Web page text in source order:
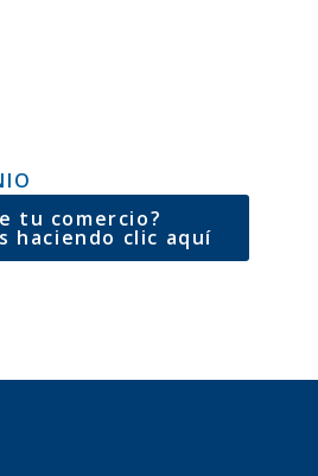
tu comercio?
haciendo clic aquí